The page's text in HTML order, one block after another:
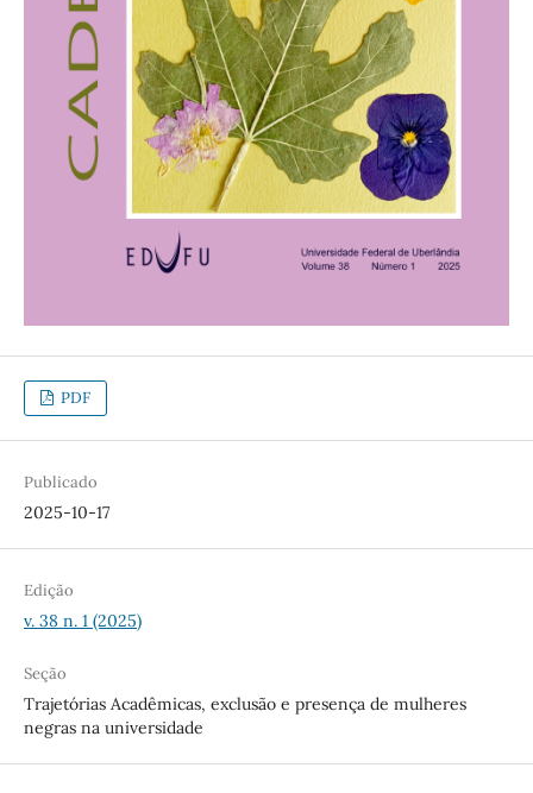
PDF
Publicado
2025-10-17
Edição
v. 38 n. 1 (2025)
Seção
Trajetórias Acadêmicas, exclusão e presença de mulheres
negras na universidade